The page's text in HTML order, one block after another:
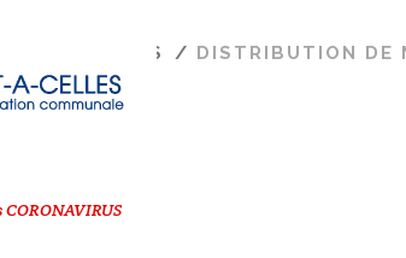
CORONAVIRUS / DISTRIBUTION DE
CORONAVIRUS